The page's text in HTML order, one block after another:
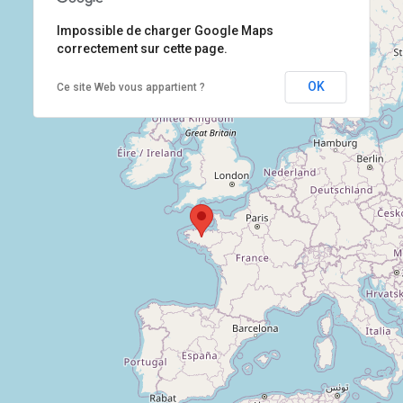
Impossible de charger Google Maps
correctement sur cette page.
Ce site Web vous appartient ? OK